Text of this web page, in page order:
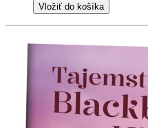
Vložiť do košíka